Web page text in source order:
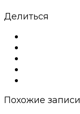
Делиться
Похожие записи